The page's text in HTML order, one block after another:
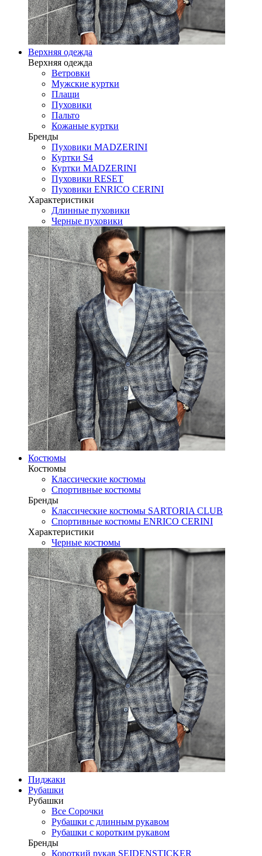
Верхняя одежда
Верхняя одежда
Ветровки
Мужские куртки
Плащи
Пуховики
Пальто
Кожаные куртки
Бренды
Пуховики MADZERINI
Куртки S4
Куртки MADZERINI
Пуховики RESET
Пуховики ENRICO CERINI
Характеристики
Длинные пуховики
Черные пуховики
Костюмы
Костюмы
Классические костюмы
Спортивные костюмы
Бренды
Классические костюмы SARTORIA CLUB
Спортивные костюмы ENRICO CERINI
Характеристики
Черные костюмы
Пиджаки
Рубашки
Рубашки
Все Сорочки
Рубашки с длинным рукавом
Рубашки с коротким рукавом
Бренды
Короткий рукав SEIDENSTICKER